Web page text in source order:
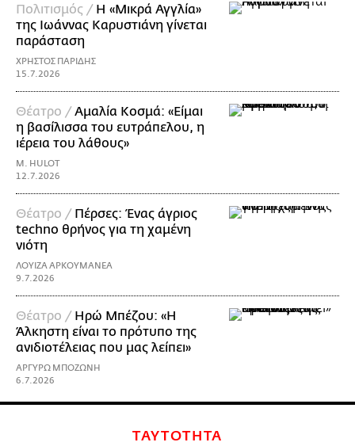
Πολιτισμός / Η «Μικρά Αγγλία»
της Ιωάννας Καρυστιάνη γίνεται
παράσταση
ΧΡΗΣΤΟΣ ΠΑΡΙΔΗΣ
15.7.2026
Θέατρο /Αμαλία Κοσμά: «Είμαι
η βασίλισσα του ευτράπελου, η
ιέρεια του λάθους»
M. HULOT
12.7.2026
Θέατρο / Πέρσες: Ένας άγριος
techno θρήνος για τη χαμένη
νιότη
ΛΟΥΙΖΑ ΑΡΚΟΥΜΑΝΕΑ
9.7.2026
Θέατρο / Ηρώ Μπέζου: «H
Άλκηστη είναι το πρότυπο της
ανιδιοτέλειας που μας λείπει»
ΑΡΓΥΡΩ ΜΠΟΖΩΝΗ
6.7.2026
ΤΑΥΤΟΤΗΤΑ